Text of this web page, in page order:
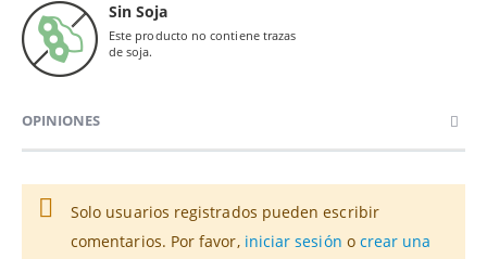
Sin Soja
Este producto no contiene trazas
de soja.
OPINIONES
Solo usuarios registrados pueden escribir
comentarios. Por favor, iniciar sesión o crear una